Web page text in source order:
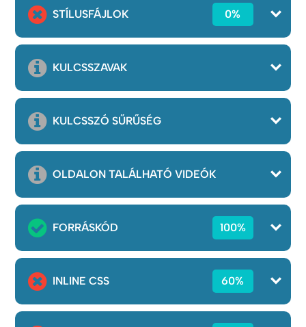
STÍLUSFÁJLOK 0%
KULCSSZAVAK
KULCSSZÓ SŰRŰSÉG
OLDALON TALÁLHATÓ VIDEÓK
FORRÁSKÓD 100%
INLINE CSS 60%